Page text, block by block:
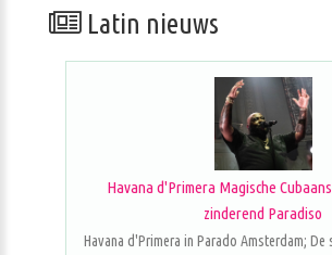
Latin nieuws
Havana d'Primera Magische
zinderend Paradiso
Havana d'Primera in Parado Amsterdam; De